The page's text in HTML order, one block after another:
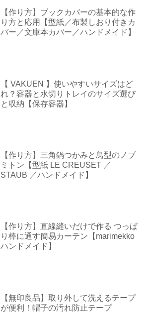
【作り方】ブックカバーの基本的な作
り方と応用【型紙／布製しおり付きカ
バー／文庫本カバー／ハンドメイド】
【 VAKUEN 】使いやすいサイズはど
れ？容器と水切りトレイのサイズ選び
と収納【保存容器】
【作り方】三角鍋つかみと鳥型のノブ
ミトン【型紙 LE CREUSET ／
STAUB ／ハンドメイド】
【作り方】直線縫いだけで作る つっぱ
り棒に通す簡易カーテン【marimekko
ハンドメイド】
【無印良品】取り外して洗えるテープ
が便利！帽子の汚れ防止テープ